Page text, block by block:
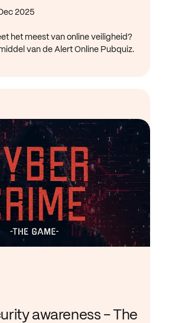
2025
het meest van online veiligheid?
van de Alert Online Pubquiz.
awareness - The